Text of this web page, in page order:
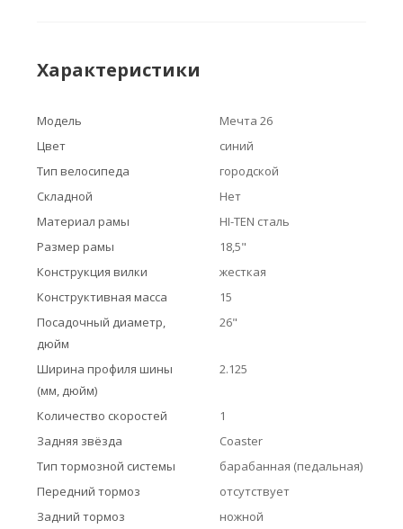
Характеристики
Модель
Мечта 26
Цвет
синий
Тип велосипеда
городской
Складной
Нет
Материал рамы
HI-TEN сталь
Размер рамы
18,5"
Конструкция вилки
жесткая
Конструктивная масса
15
Посадочный диаметр,
дюйм
26"
Ширина профиля шины
(мм, дюйм)
2.125
Количество скоростей
1
Задняя звёзда
Coaster
Тип тормозной системы
барабанная (педальная)
Передний тормоз
отсутствует
Задний тормоз
ножной